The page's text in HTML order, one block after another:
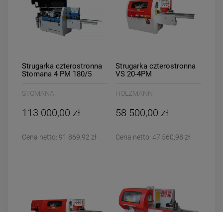
Strugarka czterostronna
Stomana 4 PM 180/5
STOMANA
113 000,00 zł
Cena netto: 91 869,92 zł
Strugarka czterostronna
VS 20-4PM
HOLZMANN
58 500,00 zł
Cena netto: 47 560,98 zł